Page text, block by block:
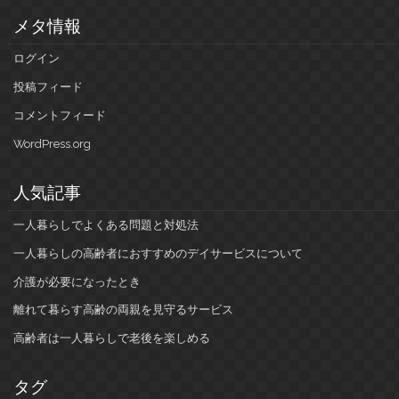
メタ情報
ログイン
投稿フィード
コメントフィード
WordPress.org
人気記事
一人暮らしでよくある問題と対処法
一人暮らしの高齢者におすすめのデイサービスについて
介護が必要になったとき
離れて暮らす高齢の両親を見守るサービス
高齢者は一人暮らしで老後を楽しめる
タグ